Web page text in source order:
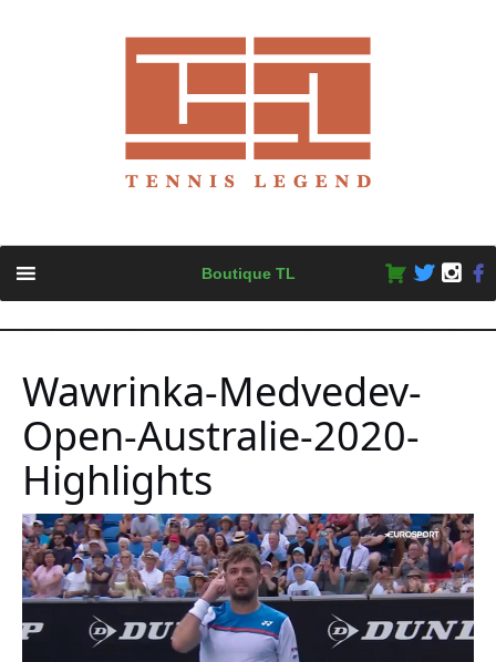
content
Boutique TL
Wawrinka-Medvedev-
Open-Australie-2020-
Highlights